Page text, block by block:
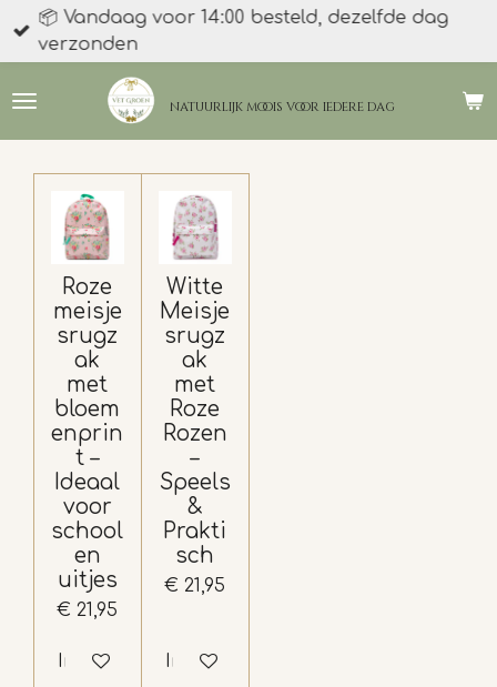
Ga
direct
de
natuurlijk moois voor iedere dag
📦 Vandaag voor 14:00 besteld, dezelfde dag
verzonden
Roze
meisje
srugz
ak
met
bloem
enprin
t –
Ideaal
voor
school
en
uitjes
€ 21,95
In winkelwagen
Witte
Meisje
srugz
ak
met
Roze
Rozen
–
Speels
&
Prakti
sch
€ 21,95
In winkelwagen